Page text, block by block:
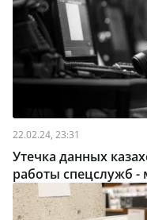
22.02.24, 23:31
Утечка данных
работы спецслужб